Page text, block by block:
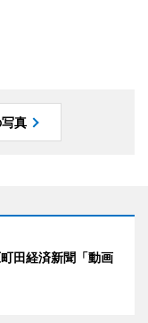
真
田経済新聞「動画